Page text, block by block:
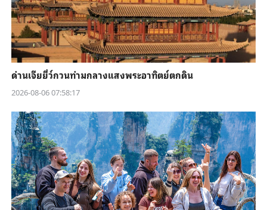
ด่านเจียยี่ว์กวนท่ามกลางแสงพระอาทิตย์ตกดิน
2026-08-06 07:58:17